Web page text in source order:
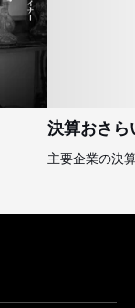
決算おさら
主要企業の決